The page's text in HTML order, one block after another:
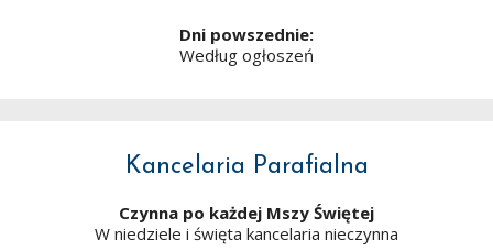
Dni powszednie:
Według ogłoszeń
Kancelaria Parafialna
Czynna po każdej Mszy Świętej
W niedziele i święta kancelaria nieczynna